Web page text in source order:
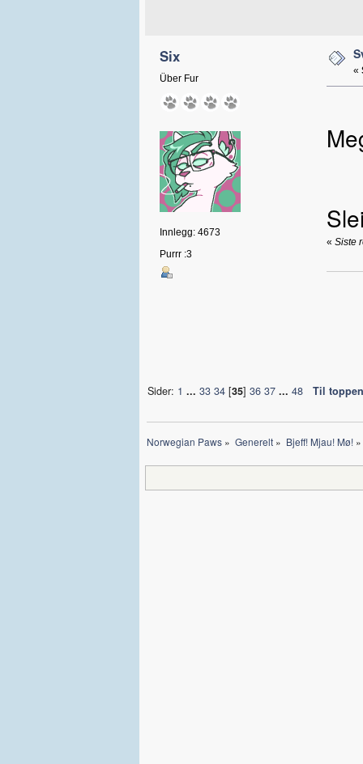
Six
Über Fur
Innlegg: 4673
Purrr :3
«
« Siste
Sider: 1 ... 33 34[35] 36 37 ... 48 Til toppen
Norwegian Paws » Generelt» Bjeff! Mjau! Mø!»